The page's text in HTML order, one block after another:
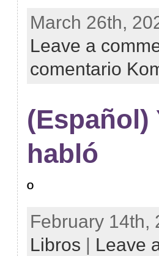
March 26th,
Leave a
comentario
(Español)
habló
º
February 14th,
Libros
Leave